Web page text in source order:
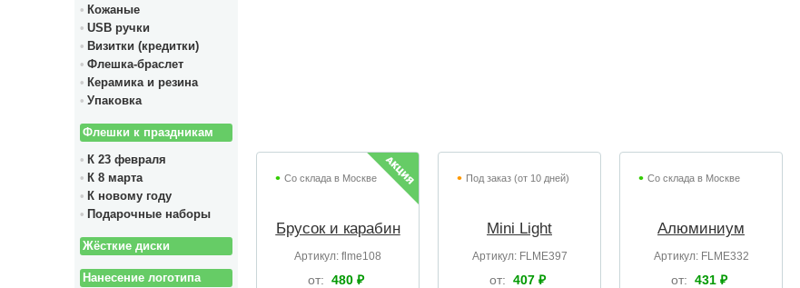
Кожаные
USB ручки
Визитки (кредитки)
Флешка-браслет
Керамика и резина
Упаковка
Флешки к праздникам
К 23 февраля
К 8 марта
К новому году
Подарочные наборы
Жёсткие диски
Нанесение логотипа
Со склада в Москве
Брусок и карабин
Артикул: flme108
от: 480 ₽
Под заказ (от 10 дней)
Mini Light
Артикул: FLME397
от: 407 ₽
Со склада в Москве
Алюминиум
Артикул: FLME332
от: 431 ₽